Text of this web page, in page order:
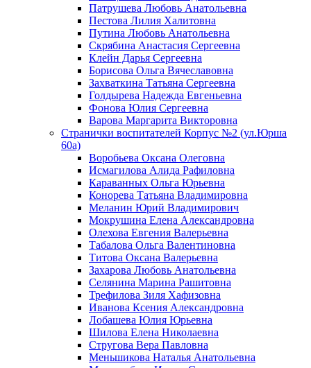
Патрушева Любовь Анатольевна
Пестова Лилия Халитовна
Путина Любовь Анатольевна
Скрябина Анастасия Сергеевна
Клейн Дарья Сергеевна
Борисова Ольга Вячеславовна
Захваткина Татьяна Сергеевна
Голдырева Надежда Евгеньевна
Фонова Юлия Сергеевна
Варова Маргарита Викторовна
Странички воспитателей Корпус №2 (ул.Юрша
60а)
Воробьева Оксана Олеговна
Исмагилова Алида Рафиловна
Караванных Ольга Юрьевна
Конорева Татьяна Владимировна
Меланин Юрий Владимирович
Мокрушина Елена Александровна
Олехова Евгения Валерьевна
Табалова Ольга Валентиновна
Титова Оксана Валерьевна
Захарова Любовь Анатольевна
Селянина Марина Рашитовна
Трефилова Зиля Хафизовна
Иванова Ксения Александровна
Лобашева Юлия Юрьевна
Шилова Елена Николаевна
Стругова Вера Павловна
Меньшикова Наталья Анатольевна